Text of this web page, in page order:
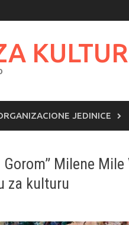
JEDINICE
Milene
za kulturu